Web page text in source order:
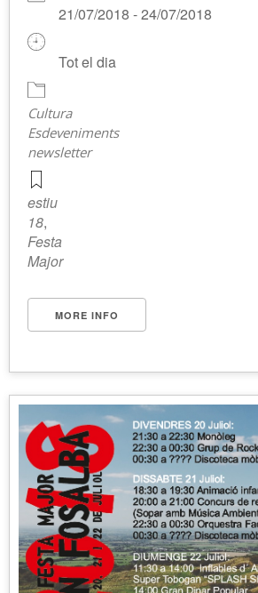
21/07/2018 - 24/07/2018
Tot el dia
Cultura
Esdeveniments
newsletter
estiu
18,
Festa
Major
MORE INFO